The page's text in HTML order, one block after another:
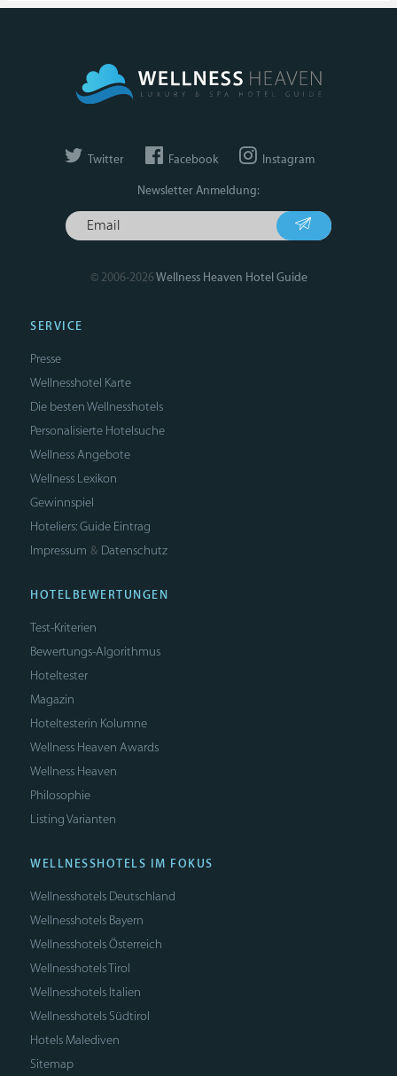
Twitter Facebook Instagram
Newsletter Anmeldung:
© 2006-2026Wellness Heaven Hotel Guide
SERVICE
Presse
Wellnesshotel Karte
Die besten Wellnesshotels
Personalisierte Hotelsuche
Wellness Angebote
Wellness Lexikon
Gewinnspiel
Hoteliers: Guide Eintrag
Impressum & Datenschutz
HOTELBEWERTUNGEN
Test-Kriterien
Bewertungs-Algorithmus
Hoteltester
Magazin
Hoteltesterin Kolumne
Wellness Heaven Awards
Wellness Heaven
Philosophie
Listing Varianten
WELLNESSHOTELS IM FOKUS
Wellnesshotels Deutschland
Wellnesshotels Bayern
Wellnesshotels Österreich
Wellnesshotels Tirol
Wellnesshotels Italien
Wellnesshotels Südtirol
Hotels Malediven
Sitemap